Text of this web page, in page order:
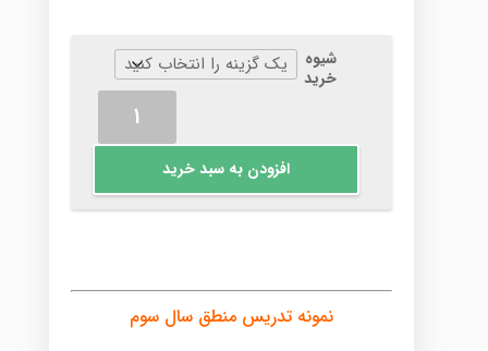
شیوه
خرید
سوم
عدد
افزودن به سبد خرید
نمونه تدریس منطق سال سوم